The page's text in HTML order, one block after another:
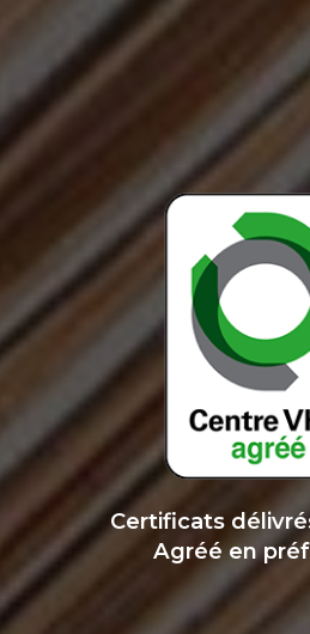
Certificats
Agréé en